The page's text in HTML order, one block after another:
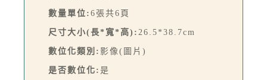
數量單位: 6張共6頁
尺寸大小(長*寬*高): 26.5*38.7cm
數位化類別: 影像(圖片)
是否數位化: 是